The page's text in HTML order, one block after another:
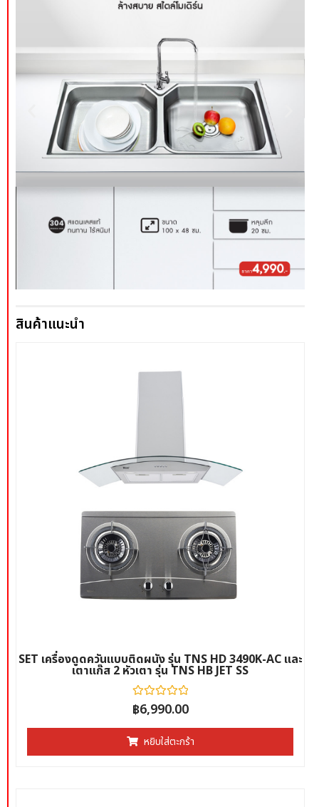
สินค้าแนะนำ
SET เครื่องดูดควันแบบติดผนัง รุ่น TNS HD 3490K-AC และ
เตาแก๊ส 2 หัวเตา รุ่น TNS HB JET SS
ให้
คะแนน
1-
5
฿6,990.00
หยิบใส่ตะกร้า